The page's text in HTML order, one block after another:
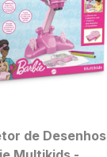
de Desenhos